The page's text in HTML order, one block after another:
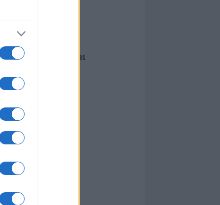
Giovannimaria Cabras